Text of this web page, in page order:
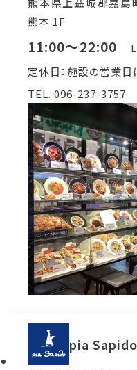
熊本 1F
11:00～22:00
定休日：施設の営業日
TEL. 096-237-3757
pia Sapido